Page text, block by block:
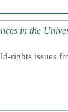
in the
rights issues